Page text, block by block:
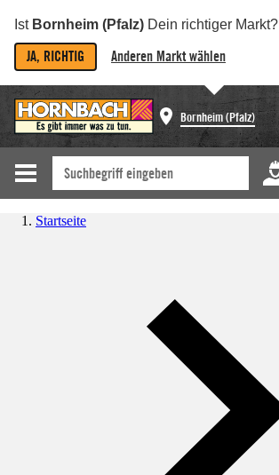
Ist Bornheim (Pfalz) Dein richtiger Markt?
JA, RICHTIG Anderen Markt wählen
Bornheim (Pfalz)
Startseite